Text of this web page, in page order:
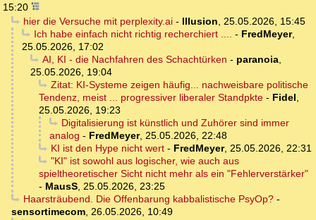
15:20
hier die Versuche mit perplexity.ai- Illusion, 25.05.2026, 15:45
Ich habe einfach nicht richtig recherchiert .... - FredMeyer,
25.05.2026, 17:02
AI, KI - die Nachfahren des Schachtürken - paranoia,
25.05.2026, 19:04
Zitat: KI-Systeme zeigen häufig... nachweisbare politische
Tendenz, meist ... progressiver liberaler Standpkte - Fidel,
25.05.2026, 19:23
Digitalisierung ist künstlich und Zuhörer sind immer
analog - FredMeyer, 25.05.2026, 22:48
KI ist den Hype nicht wert- FredMeyer, 25.05.2026, 22:31
"KI" ist sowohl aus logischer, wie auch aus
spieltheoretischer Sicht nicht mehr als ein "Fehlerverstärker"
- MausS, 25.05.2026, 23:25
Haarsträubend. Die Offenbarung kabbalistische PsyOp?-
sensortimecom, 26.05.2026, 10:49